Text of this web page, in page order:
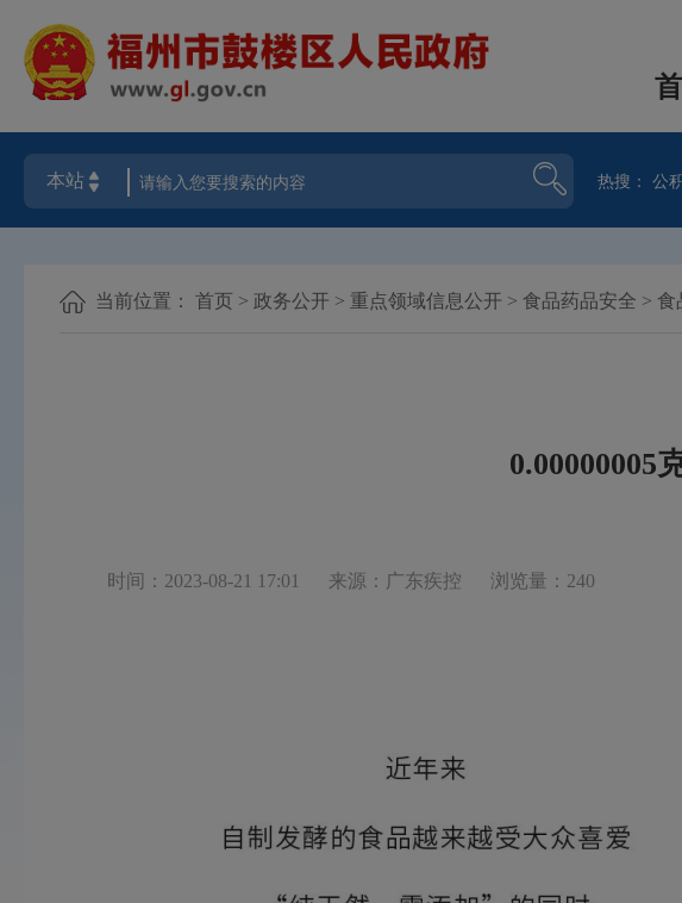
热搜：公
当前位置： 首页 > 政务公开 > 重点领域信息公开 > 食品药品安全 > 食
0.00000005
时间：2023-08-21 17:01 来源：广东疾控 浏览量：240